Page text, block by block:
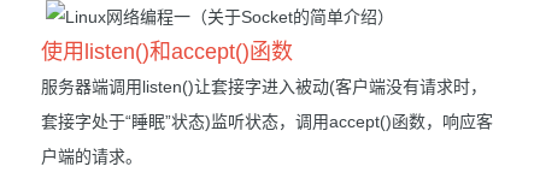
使用listen()和accept()函数
服务器端调用listen()让套接字进入被动(客户端没有请求时，
套接字处于“睡眠”状态)监听状态，调用accept()函数，响应客
户端的请求。